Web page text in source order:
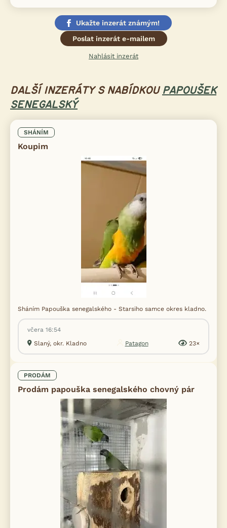
Ukažte inzerát známým!
Poslat inzerát e-mailem
Nahlásit inzerát
DALŠÍ INZERÁTY S NABÍDKOU PAPOUŠEK
SENEGALSKÝ
SHÁNÍM
Koupim
Sháním Papouška senegalského - Starsiho samce okres kladno.
včera 16:54
Slaný, okr. Kladno
Patagon 23×
PRODÁM
Prodám papouška senegalského chovný pár